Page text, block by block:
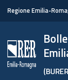
Regione Emilia-